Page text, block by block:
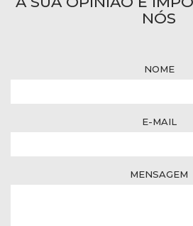
NÓS
NOME
E-MAIL
MENSAGEM